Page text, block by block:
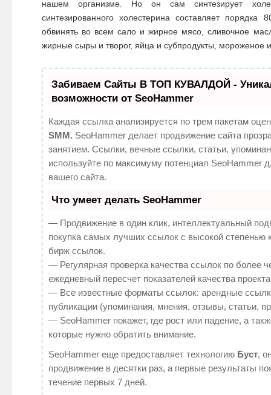
нашем организме. Но он сам синтезирует
синтезированного холестерина составляет
обвинять во всем сало и жирное мясо, сливочное
жирные сыры и творог, яйца и субпродукты, мороженое
Забиваем Сайты В ТОП КУВАЛДОЙ -
возможности от SeoHammer
Каждая ссылка анализируется по трем пакетам
SMM. SeoHammer делает продвижение сайта
занятием. Ссылки, вечные ссылки, статьи,
используйте по максимуму потенциал SeoHammer
вашего сайта.
Что умеет делать SeoHammer
— Продвижение в один клик, интеллектуальный
покупка самых лучших ссылок с высокой степенью
бирж ссылок.
— Регулярная проверка качества ссылок по более
ежедневный пересчет показателей качества
— Все известные форматы ссылок: арендные
публикации (упоминания, мнения, отзывы, статьи,
— SeoHammer покажет, где рост или падение, а
которые нужно обратить внимание.
SeoHammer еще предоставляет технологию Буст,
продвижение в десятки раз, а первые результаты
течение первых 7 дней.